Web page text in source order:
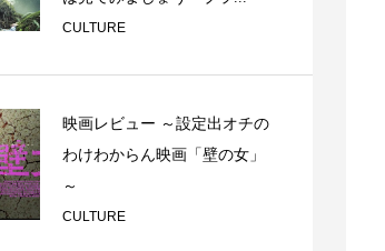
CULTURE
映画レビュー ～設定出オチの
わけわからん映画「壁の女」
～
CULTURE